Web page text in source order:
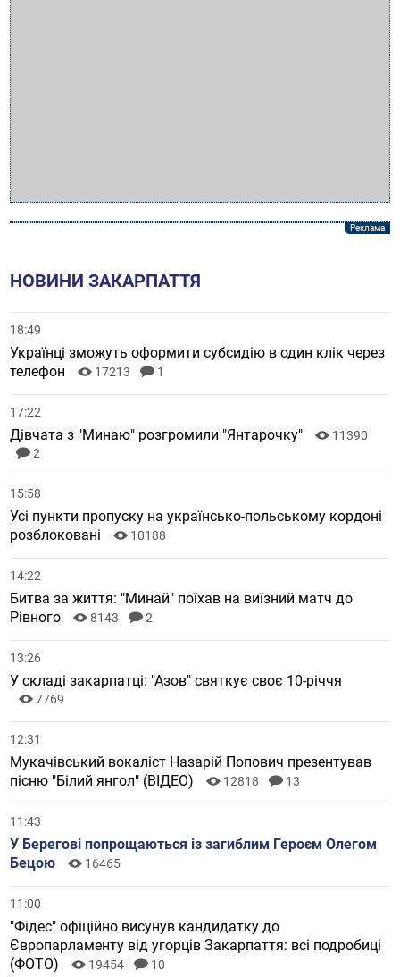
НОВИНИ ЗАКАРПАТТЯ
18:49
Українці зможуть оформити субсидію в один клік через
телефон
17213 1
17:22
Дівчата з "Минаю" розгромили "Янтарочку"
11390
2
15:58
Усі пункти пропуску на українсько-польському кордоні
розблоковані
10188
14:22
Битва за життя: "Минай" поїхав на виїзний матч до
Рівного
8143 2
13:26
У складі закарпатці: "Азов" святкує своє 10-річчя
7769
12:31
Мукачівський вокаліст Назарій Попович презентував
пісню "Білий янгол" (ВІДЕО)
12818 13
11:43
У Берегові попрощаються із загиблим Героєм Олегом
Бецою
16465
11:00
"Фідес" офіційно висунув кандидатку до
Європарламенту від угорців Закарпаття: всі подробиці
(ФОТО)
19454 10